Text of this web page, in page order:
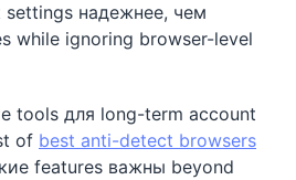
надежнее, чем
while ignoring browser-level
tools для long-term account
of best anti-detect browsers
features важны beyond